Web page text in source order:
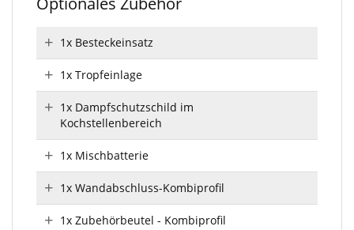
1x Besteckeinsatz
1x Tropfeinlage
1x Dampfschutzschild im
Kochstellenbereich
1x Mischbatterie
1x Wandabschluss-Kombiprofil
1x Zubehörbeutel - Kombiprofil